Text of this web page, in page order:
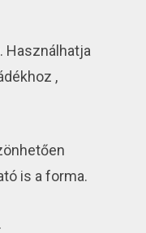
Használhatja
,
is a forma.